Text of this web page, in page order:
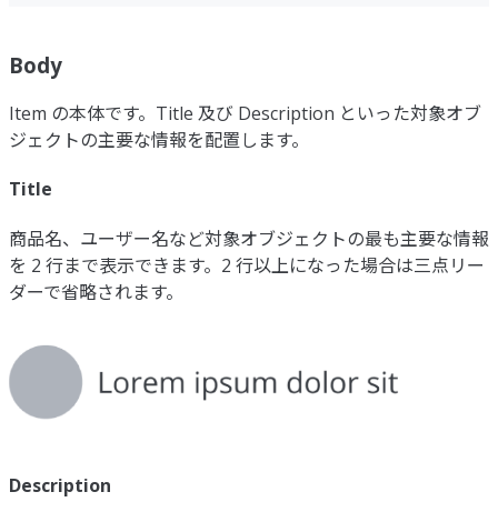
Body
Item の本体です。Title 及び Description といった対象オブ
ジェクトの主要な情報を配置します。
Title
商品名、ユーザー名など対象オブジェクトの最も主要な情報
を 2 行まで表示できます。2 行以上になった場合は三点リー
ダーで省略されます。
Description